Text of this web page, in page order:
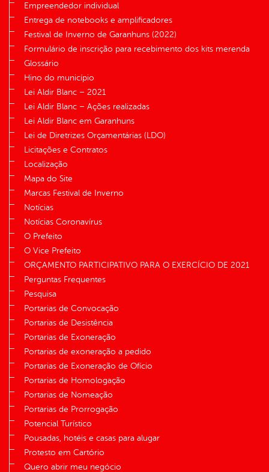
Empreendedor individual
Entrega de notebooks e amplificadores
Festival de Inverno de Garanhuns (2022)
Formulário de inscrição para recebimento dos kits merenda
Glossário
Hino do município
Lei Aldir Blanc – 2021
Lei Aldir Blanc – Ações realizadas
Lei Aldir Blanc em Garanhuns
Lei de Diretrizes Orçamentárias (LDO)
Licitações e Contratos
Localização
Mapa do Site
Marcas Festival de Inverno
Notícias
Notícias Coronavírus
O Prefeito
O Vice Prefeito
ORÇAMENTO PARTICIPATIVO PARA O EXERCÍCIO DE 2021
Perguntas Frequentes
Pesquisa
Portarias de Convocação
Portarias de Desistência
Portarias de Exoneração
Portarias de exoneração a pedido
Portarias de Exoneração de Ofício
Portarias de Homologação
Portarias de Nomeação
Portarias de Prorrogação
Potencial Turístico
Pousadas, hotéis e casas para alugar
Protesto em Cartório
Quero abrir meu negócio